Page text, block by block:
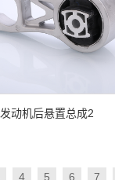
发动机后悬置总成2
4 5 6 7